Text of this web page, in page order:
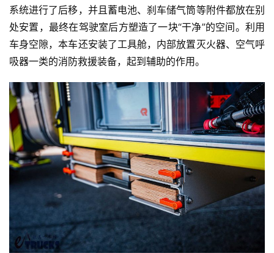
系统进行了后移，并且蓄电池、刹车储气筒等附件都放在别
处安置，最终在驾驶室后方塑造了一块“干净”的空间。利用
车身空隙，本车还安装了工具舱，内部放置灭火器、空气呼
吸器一类的消防救援装备，起到辅助的作用。